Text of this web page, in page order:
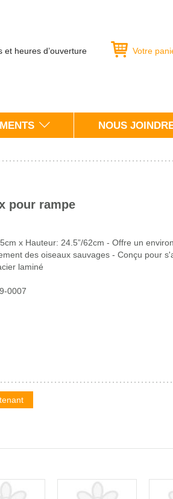
et heures d’ouverture Votre
NOUS
pour rampe
x Hauteur: 24.5”/62cm - Offre un
des oiseaux sauvages - Conçu pour
laminé
0007